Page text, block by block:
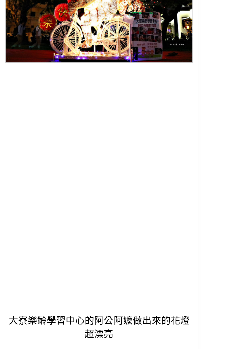
大寮樂齡學習中心的阿公阿嬤做出來的花燈
超漂亮